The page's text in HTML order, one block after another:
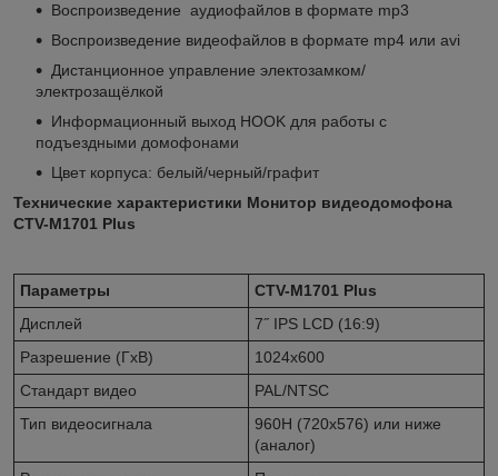
Воспроизведение аудиофайлов в формате mp3
Воспроизведение видеофайлов в формате mp4 или avi
Дистанционное управление электозамком/
электрозащёлкой
Информационный выход HOOK для работы с
подъездными домофонами
Цвет корпуса: белый/черный/графит
Технические характеристики Монитор видеодомофона
CTV-M1701 Plus
Параметры
CTV-M1701 Plus
Дисплей
7˝ IPS LCD (16:9)
Разрешение (ГхВ)
1024x600
Стандарт видео
PAL/NTSC
Тип видеосигнала
960H (720х576) или ниже
(аналог)